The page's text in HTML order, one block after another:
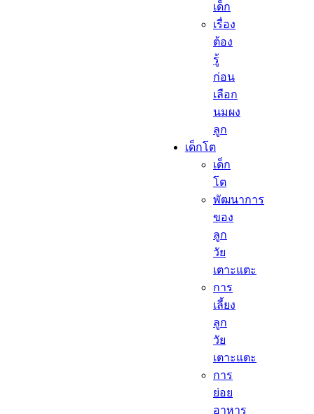
เด็ก
เรื่อง
ต้อง
รู้
ก่อน
เลือก
นมผง
ลูก​
เด็กโต​
เด็ก
โต​
พัฒนาการ
ของ
ลูก
วัย
เตาะแตะ
การ
เลี้ยง
ลูก
วัย
เตาะแตะ
การ
ย่อย
อาหาร